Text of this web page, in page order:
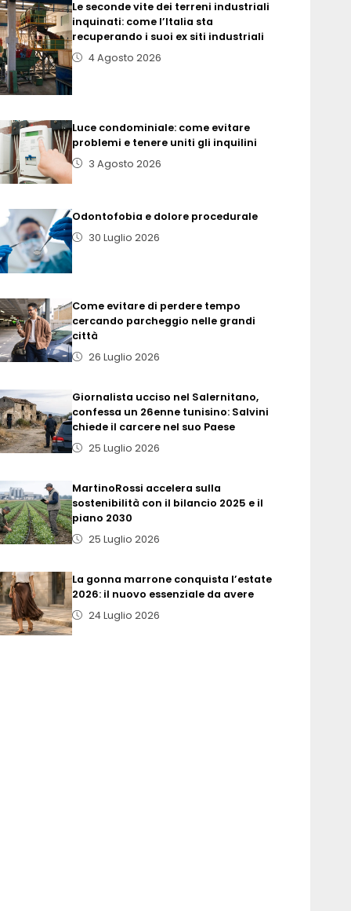
Le seconde vite dei terreni industriali
inquinati: come l’Italia sta
recuperando i suoi ex siti industriali
4 Agosto 2026
Luce condominiale: come evitare
problemi e tenere uniti gli inquilini
3 Agosto 2026
Odontofobia e dolore procedurale
30 Luglio 2026
Come evitare di perdere tempo
cercando parcheggio nelle grandi
città
26 Luglio 2026
Giornalista ucciso nel Salernitano,
confessa un 26enne tunisino: Salvini
chiede il carcere nel suo Paese
25 Luglio 2026
MartinoRossi accelera sulla
sostenibilità con il bilancio 2025 e il
piano 2030
25 Luglio 2026
La gonna marrone conquista l’estate
2026: il nuovo essenziale da avere
24 Luglio 2026